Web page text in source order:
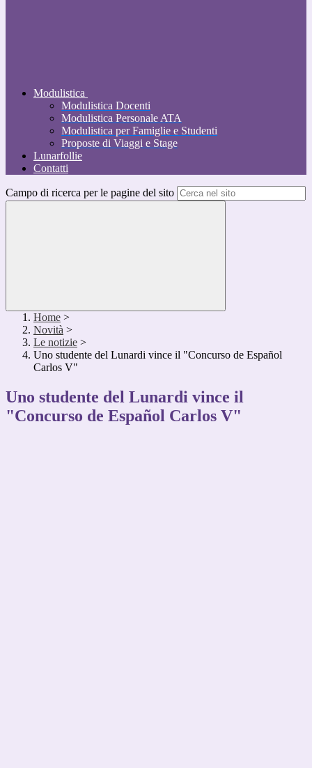
Modulistica
Modulistica Docenti
Modulistica Personale ATA
Modulistica per Famiglie e Studenti
Proposte di Viaggi e Stage
Lunarfollie
Contatti
Campo di ricerca per le pagine del sito
Home >
Novità >
Le notizie >
Uno studente del Lunardi vince il "Concurso de Español
Carlos V"
Uno studente del Lunardi vince il
"Concurso de Español Carlos V"